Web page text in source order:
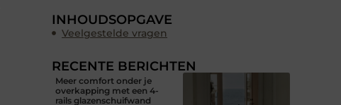
INHOUDSOPGAVE
Veelgestelde vragen
RECENTE BERICHTEN
Meer comfort onder je
overkapping met een 4-
rails glazenschuifwand